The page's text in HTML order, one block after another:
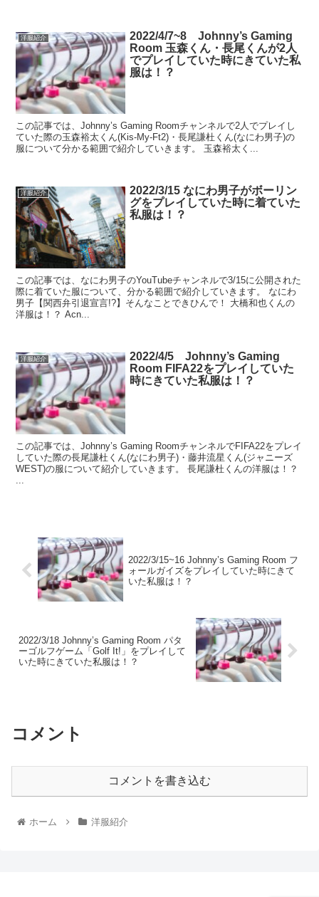
洋服紹介
2022/4/7~8 Johnny’s Gaming
Room 玉森くん・長尾くんが2人
でプレイしていた時にきていた私
服は！？
この記事では、Johnny’s Gaming Roomチャンネルで2人でプレイし
ていた際の玉森裕太くん(Kis-My-Ft2)・長尾謙杜くん(なにわ男子)の
服について分かる範囲で紹介していきます。 玉森裕太く...
洋服紹介
2022/3/15 なにわ男子がボーリン
グをプレイしていた時に着ていた
私服は！？
この記事では、なにわ男子のYouTubeチャンネルで3/15に公開された
際に着ていた服について、分かる範囲で紹介していきます。 なにわ
男子【関西弁引退宣言!?】そんなことできひんで！ 大橋和也くんの
洋服は！？ Acn...
洋服紹介
2022/4/5 Johnny’s Gaming
Room FIFA22をプレイしていた
時にきていた私服は！？
この記事では、Johnny’s Gaming RoomチャンネルでFIFA22をプレイ
していた際の長尾謙杜くん(なにわ男子)・藤井流星くん(ジャニーズ
WEST)の服について紹介していきます。 長尾謙杜くんの洋服は！？
...
2022/3/15~16 Johnny’s Gaming Room フ
ォールガイズをプレイしていた時にきて
いた私服は！？
2022/3/18 Johnny’s Gaming Room パタ
ーゴルフゲーム「Golf It!」をプレイして
いた時にきていた私服は！？
コメント
コメントを書き込む
ホーム 洋服紹介